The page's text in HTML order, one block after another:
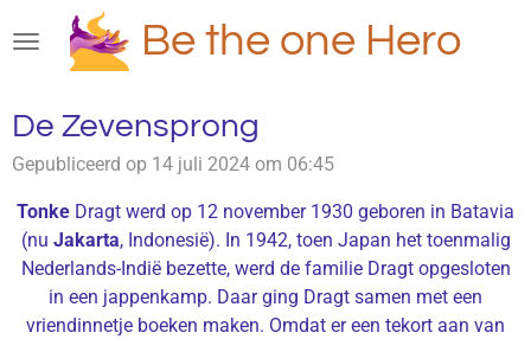
direct
de
hoofdinhoud
Be the one Hero
De Zevensprong
Gepubliceerd op 14 juli 2024 om 06:45
Tonke Dragt werd op 12 november 1930 geboren in Batavia
(nu Jakarta, Indonesië). In 1942, toen Japan het toenmalig
Nederlands-Indië bezette, werd de familie Dragt opgesloten
in een jappenkamp. Daar ging Dragt samen met een
vriendinnetje boeken maken. Omdat er een tekort aan van